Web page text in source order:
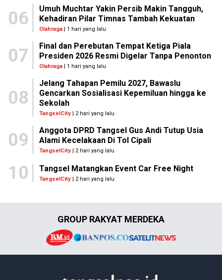
06
Umuh Muchtar Yakin Persib Makin Tangguh,
Kehadiran Pilar Timnas Tambah Kekuatan
Olahraga| 1 hari yang lalu
07
Final dan Perebutan Tempat Ketiga Piala
Presiden 2026 Resmi Digelar Tanpa Penonton
Olahraga| 1 hari yang lalu
08
Jelang Tahapan Pemilu 2027, Bawaslu
Gencarkan Sosialisasi Kepemiluan hingga ke
Sekolah
TangselCity| 2 hari yang lalu
09
Anggota DPRD Tangsel Gus Andi Tutup Usia
Alami Kecelakaan Di Tol Cipali
TangselCity| 2 hari yang lalu
10 Tangsel Matangkan Event Car Free Night
TangselCity | 2 hari yang lalu
GROUP RAKYAT MERDEKA